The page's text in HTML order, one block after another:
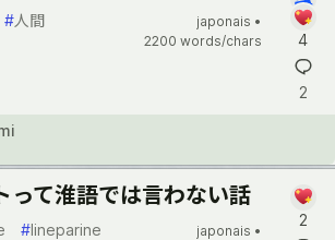
#人間
japonais •
2200 words/chars
4
2
って淮語では言わない話
#lineparine
japonais •
2